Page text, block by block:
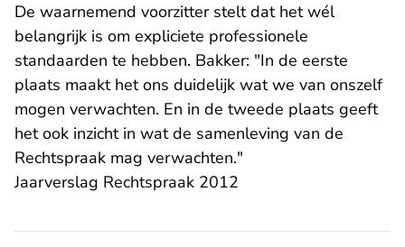
De waarnemend voorzitter stelt dat het wél
belangrijk is om expliciete professionele
standaarden te hebben. Bakker: "In de eerste
plaats maakt het ons duidelijk wat we van onszelf
mogen verwachten. En in de tweede plaats geeft
het ook inzicht in wat de samenleving van de
Rechtspraak mag verwachten."
Jaarverslag Rechtspraak 2012